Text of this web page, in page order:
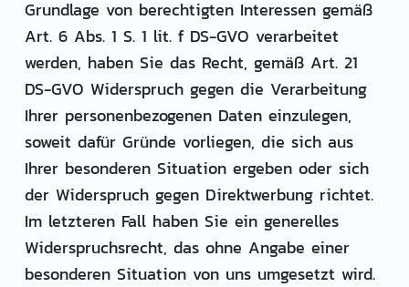
Grundlage von berechtigten Interessen gemäß
Art. 6 Abs. 1 S. 1 lit. f DS-GVO verarbeitet
werden, haben Sie das Recht, gemäß Art. 21
DS-GVO Widerspruch gegen die Verarbeitung
Ihrer personenbezogenen Daten einzulegen,
soweit dafür Gründe vorliegen, die sich aus
Ihrer besonderen Situation ergeben oder sich
der Widerspruch gegen Direktwerbung richtet.
Im letzteren Fall haben Sie ein generelles
Widerspruchsrecht, das ohne Angabe einer
besonderen Situation von uns umgesetzt wird.